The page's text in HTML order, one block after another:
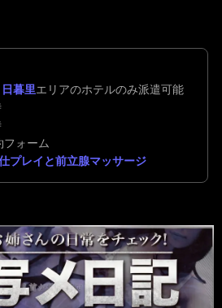
暮里エリアのホテルのみ派遣可能
フォーム
プレイと前立腺マッサージ